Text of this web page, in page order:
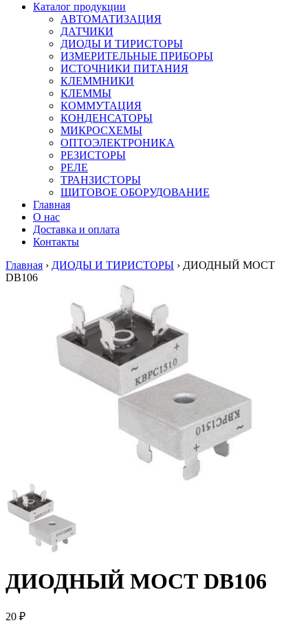
Каталог продукции
АВТОМАТИЗАЦИЯ
ДАТЧИКИ
ДИОДЫ И ТИРИСТОРЫ
ИЗМЕРИТЕЛЬНЫЕ ПРИБОРЫ
ИСТОЧНИКИ ПИТАНИЯ
КЛЕММНИКИ
КЛЕММЫ
КОММУТАЦИЯ
КОНДЕНСАТОРЫ
МИКРОСХЕМЫ
ОПТОЭЛЕКТРОНИКА
РЕЗИСТОРЫ
РЕЛЕ
ТРАНЗИСТОРЫ
ЩИТОВОЕ ОБОРУДОВАНИЕ
Главная
О нас
Доставка и оплата
Контакты
Главная › ДИОДЫ И ТИРИСТОРЫ › ДИОДНЫЙ МОСТ
DB106
ДИОДНЫЙ МОСТ DB106
20 ₽